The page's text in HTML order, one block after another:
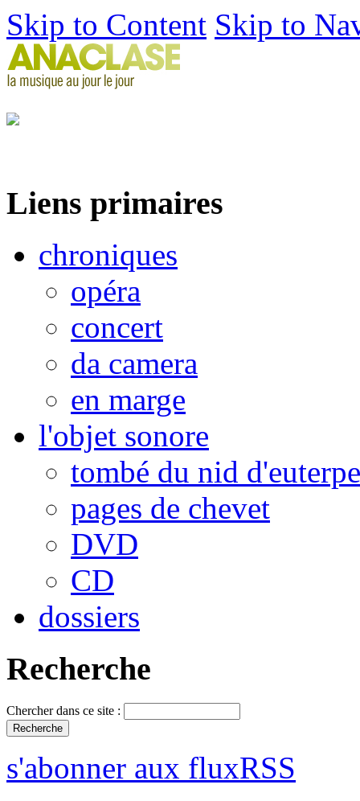
Skip to Content Skip to
Liens primaires
chroniques
opéra
concert
da camera
en marge
l'objet sonore
tombé du nid d'euterpe
pages de chevet
DVD
CD
dossiers
Recherche
Chercher dans ce site :
s'abonner aux fluxRSS